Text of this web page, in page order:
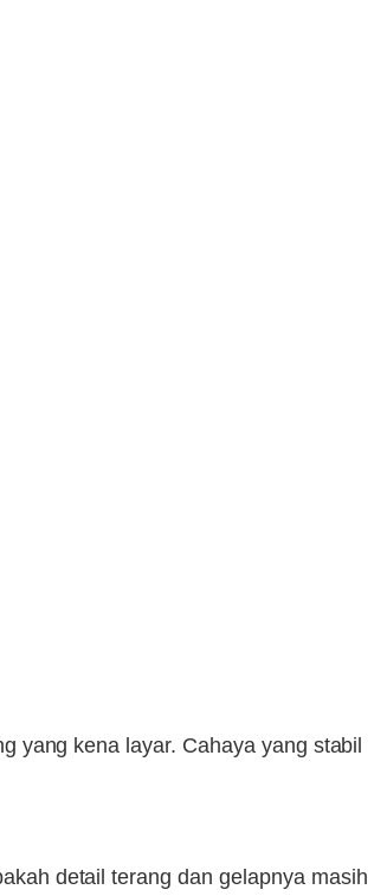
yang kena layar. Cahaya yang stabil
detail terang dan gelapnya masih